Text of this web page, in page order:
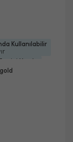
Kullanılabilir
Yapılır